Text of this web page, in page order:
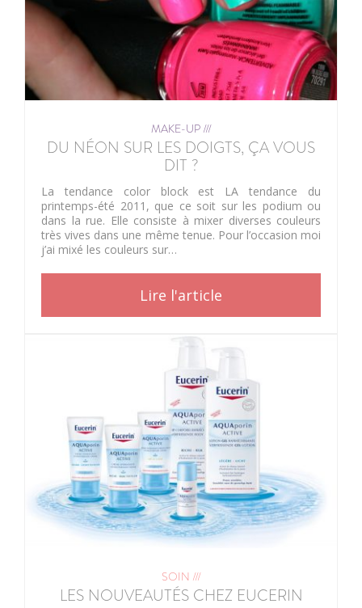
MAKE-UP ///
DU NÉON SUR LES DOIGTS, ÇA VOUS
DIT ?
La tendance color block est LA tendance du
printemps-été 2011, que ce soit sur les podium ou
dans la rue. Elle consiste à mixer diverses couleurs
très vives dans une même tenue. Pour l’occasion moi
j’ai mixé les couleurs sur…
Lire l'article
SOIN ///
LES NOUVEAUTÉS CHEZ EUCERIN